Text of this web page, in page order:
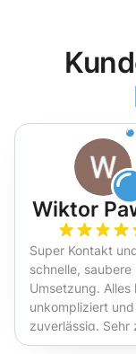
Wiktor
Super Kontakt
schnelle, saubere
Umsetzung. Alles
unkompliziert und
zuverlässig. Sehr
empfehlen!